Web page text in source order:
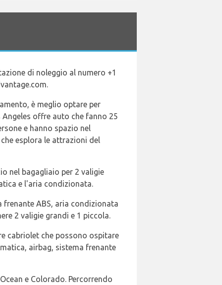
di noleggio al numero +1
è meglio optare per
offre auto che fanno 25
e hanno spazio nel
esplora le attrazioni del
nel bagagliaio per 2 valigie
e l'aria condizionata.
ABS, aria condizionata
2 valigie grandi e 1 piccola.
cabriolet che possono ospitare
airbag, sistema frenante
e Colorado. Percorrendo